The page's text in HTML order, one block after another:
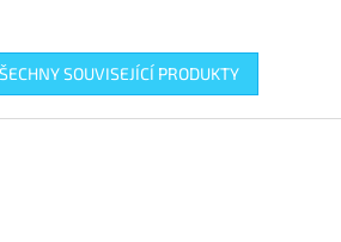
SOUVISEJÍCÍ PRODUKTY